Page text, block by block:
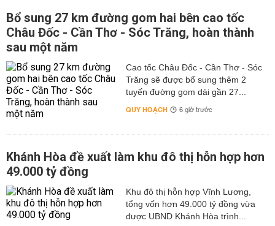
Bổ sung 27 km đường gom hai bên cao tốc
Châu Đốc - Cần Thơ - Sóc Trăng, hoàn thành
sau một năm
Cao tốc Châu Đốc - Cần Thơ - Sóc
Trăng sẽ được bổ sung thêm 2
tuyến đường gom dài gần 27...
QUY HOẠCH 6 giờ trước
Khánh Hòa đề xuất làm khu đô thị hỗn hợp hơn
49.000 tỷ đồng
Khu đô thị hỗn hợp Vĩnh Lương,
tổng vốn hơn 49.000 tỷ đồng vừa
được UBND Khánh Hòa trình...